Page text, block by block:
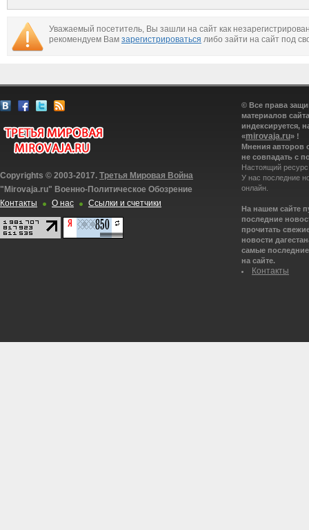
«летальное оружие»
Уважаемый посетитель, Вы зашли на сайт как
рекомендуем Вам зарегистрироваться либо зайти на сайт под
Copyrights © 2003-2017. Третья Мировая Война
"Mirovaja.ru" Военно-Политическое Обозрение
Контакты
О нас Ссылки и счетчики
© Все права
материалов
индексируется,
«mirovaja.ru» !
Мнения авторов
не совпадать с
Настоящий
У нас последние
онлайн.
На нашем сайте
последние
прочитать
новости
самые
на сайте.
Контакты